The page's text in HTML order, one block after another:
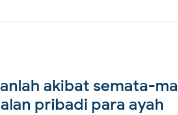
akibat semata-
pribadi para ayah